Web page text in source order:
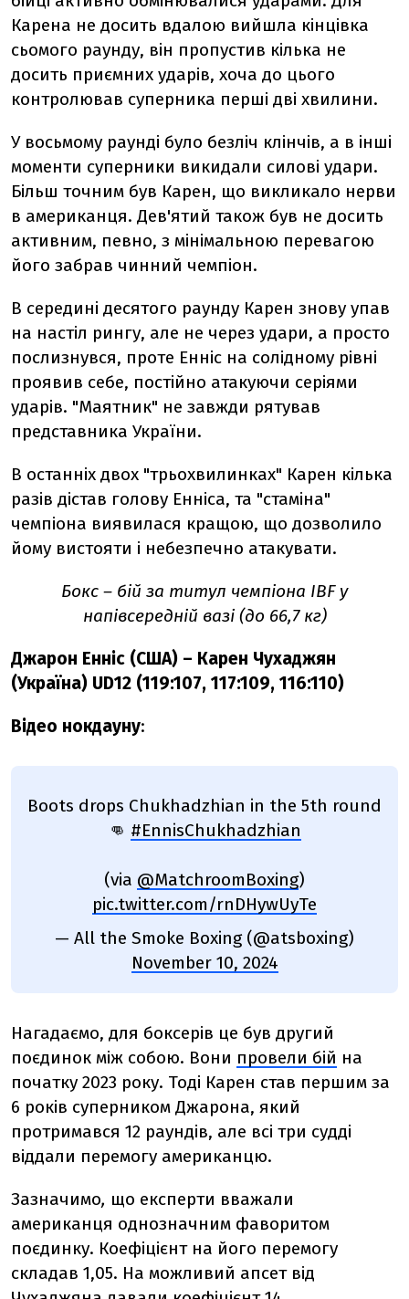
Карена не досить вдалою вийшла кінцівка
сьомого раунду, він пропустив кілька не
досить приємних ударів, хоча до цього
контролював суперника перші дві хвилини.
У восьмому раунді було безліч клінчів, а в інші
моменти суперники викидали силові удари.
Більш точним був Карен, що викликало нерви
в американця. Дев'ятий також був не досить
активним, певно, з мінімальною перевагою
його забрав чинний чемпіон.
В середині десятого раунду Карен знову упав
на настіл рингу, але не через удари, а просто
послизнувся, проте Енніс на солідному рівні
проявив себе, постійно атакуючи серіями
ударів. "Маятник" не завжди рятував
представника України.
В останніх двох "трьохвилинках" Карен кілька
разів дістав голову Енніса, та "стаміна"
чемпіона виявилася кращою, що дозволило
йому вистояти і небезпечно атакувати.
Бокс – бій за титул чемпіона IBF у
напівсередній вазі (до 66,7 кг)
Джарон Енніс (США) – Карен Чухаджян
(Україна) UD12 (119:107, 117:109, 116:110)
Відео нокдауну:
Boots drops Chukhadzhian in the 5th round
👊 #EnnisChukhadzhian
(via @MatchroomBoxing)
pic.twitter.com/rnDHywUyTe
— All the Smoke Boxing (@atsboxing)
November 10, 2024
Нагадаємо, для боксерів це був другий
поєдинок між собою. Вони провели бій на
початку 2023 року. Тоді Карен став першим за
6 років суперником Джарона, який
протримався 12 раундів, але всі три судді
віддали перемогу американцю.
Зазначимо, що експерти вважали
американця однозначним фаворитом
поєдинку. Коефіцієнт на його перемогу
складав 1,05. На можливий апсет від